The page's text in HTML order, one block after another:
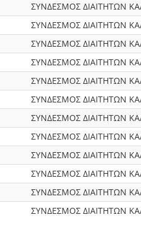
ΣΥΝΔΕΣΜΟΣ ΔΙΑΙΤΗΤΩΝ
ΣΥΝΔΕΣΜΟΣ ΔΙΑΙΤΗΤΩΝ
ΣΥΝΔΕΣΜΟΣ ΔΙΑΙΤΗΤΩΝ
ΣΥΝΔΕΣΜΟΣ ΔΙΑΙΤΗΤΩΝ
ΣΥΝΔΕΣΜΟΣ ΔΙΑΙΤΗΤΩΝ
ΣΥΝΔΕΣΜΟΣ ΔΙΑΙΤΗΤΩΝ
ΣΥΝΔΕΣΜΟΣ ΔΙΑΙΤΗΤΩΝ
ΣΥΝΔΕΣΜΟΣ ΔΙΑΙΤΗΤΩΝ
ΣΥΝΔΕΣΜΟΣ ΔΙΑΙΤΗΤΩΝ
ΣΥΝΔΕΣΜΟΣ ΔΙΑΙΤΗΤΩΝ
ΣΥΝΔΕΣΜΟΣ ΔΙΑΙΤΗΤΩΝ
ΣΥΝΔΕΣΜΟΣ ΔΙΑΙΤΗΤΩΝ